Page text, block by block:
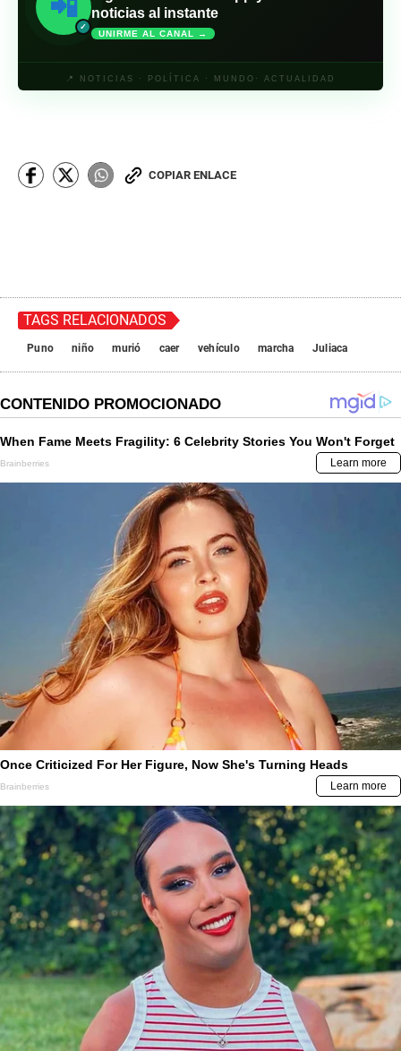
📲
✓
noticias al instante
UNIRME AL CANAL →
📍 NOTICIAS · POLÍTICA · MUNDO· ACTUALIDAD
COPIAR ENLACE
TAGS RELACIONADOS
Puno niño murió caer vehículo marcha Juliaca